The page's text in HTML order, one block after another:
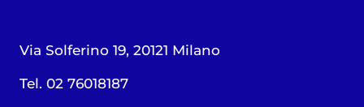
Via Solferino 19, 20121 Milano
Tel. 02 76018187